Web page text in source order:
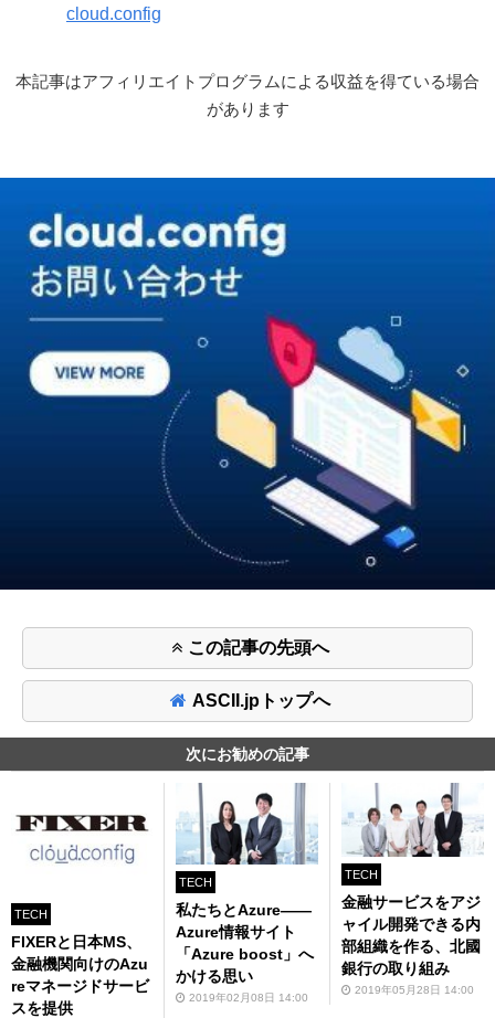
cloud.config
本記事はアフィリエイトプログラムによる収益を得ている場合
があります
この記事の先頭へ
ASCII.jpトップへ
次にお勧めの記事
TECH
FIXERと日本MS、
金融機関向けのAzu
reマネージドサービ
スを提供
TECH
私たちとAzure――
Azure情報サイト
「Azure boost」へ
かける思い
2019年02月08日 14:00
TECH
金融サービスをアジ
ャイル開発できる内
部組織を作る、北國
銀行の取り組み
2019年05月28日 14:00